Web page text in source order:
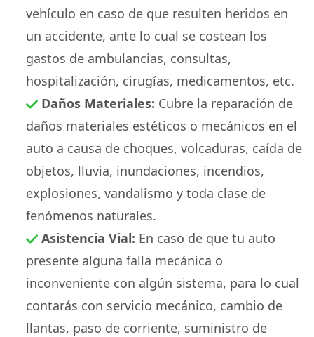
vehículo en caso de que resulten heridos en
un accidente, ante lo cual se costean los
gastos de ambulancias, consultas,
hospitalización, cirugías, medicamentos, etc.
Daños Materiales: Cubre la reparación de
daños materiales estéticos o mecánicos en el
auto a causa de choques, volcaduras, caída de
objetos, lluvia, inundaciones, incendios,
explosiones, vandalismo y toda clase de
fenómenos naturales.
Asistencia Vial: En caso de que tu auto
presente alguna falla mecánica o
inconveniente con algún sistema, para lo cual
contarás con servicio mecánico, cambio de
llantas, paso de corriente, suministro de